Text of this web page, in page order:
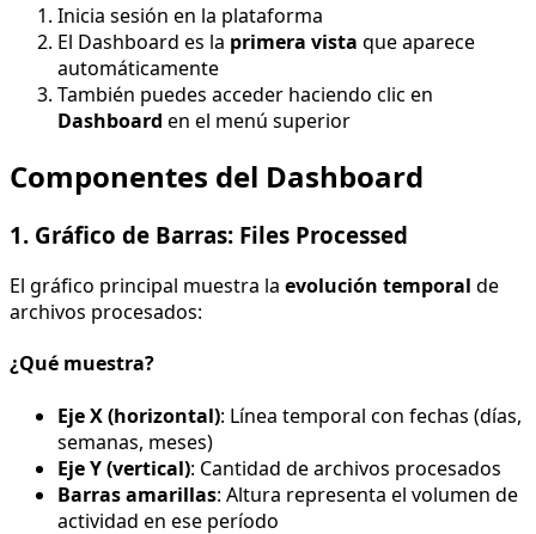
Inicia sesión en la plataforma
El Dashboard es la primera vista que aparece
automáticamente
También puedes acceder haciendo clic en
Dashboard en el menú superior
Componentes del Dashboard
1. Gráfico de Barras: Files Processed
El gráfico principal muestra la evolución temporal de
archivos procesados:
¿Qué muestra?
Eje X (horizontal): Línea temporal con fechas (días,
semanas, meses)
Eje Y (vertical): Cantidad de archivos procesados
Barras amarillas: Altura representa el volumen de
actividad en ese período